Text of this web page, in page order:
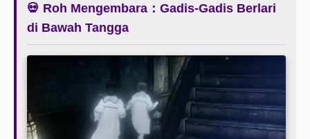
💀 Roh Mengembara：Gadis-Gadis Berlari
di Bawah Tangga